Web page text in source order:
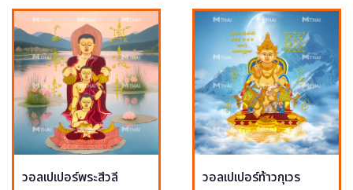
วอลเปเปอร์พระสีวลี วอลเปเปอร์ท้าวกุเวร